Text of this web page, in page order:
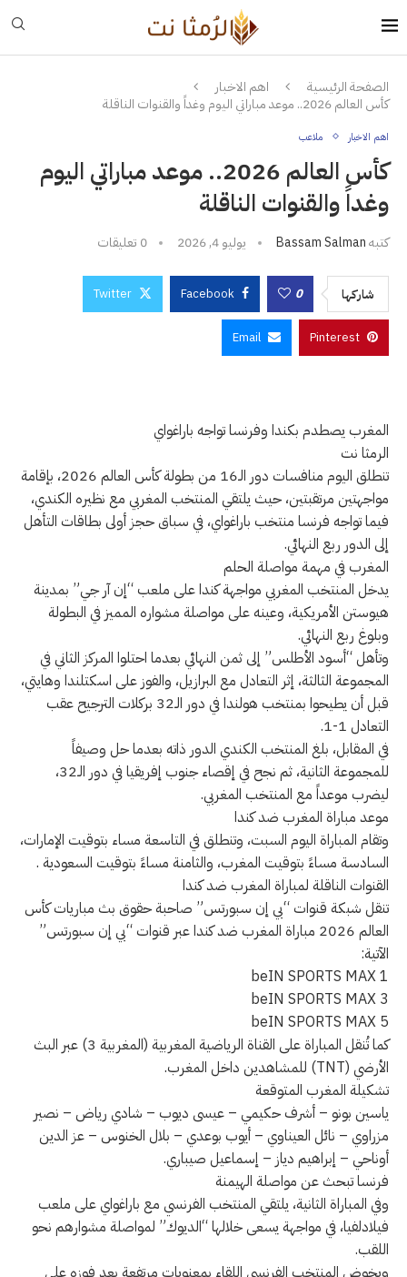
الصفحة الرئيسية
اهم الاخبار
كأس العالم 2026.. موعد مباراتي اليوم وغداً والقنوات الناقلة
اهم الاخبار ملاعب
كأس العالم 2026.. موعد مباراتي اليوم
وغداً والقنوات الناقلة
كتبهBassam Salman يوليو 4, 2026 0 تعليقات
شاركها 0
Facebook
Twitter
Pinterest
Email
المغرب يصطدم بكندا وفرنسا تواجه باراغواي
الرمثا نت
تنطلق اليوم منافسات دور الـ16 من بطولة كأس العالم 2026، بإقامة
مواجهتين مرتقبتين، حيث يلتقي المنتخب المغربي مع نظيره الكندي،
فيما تواجه فرنسا منتخب باراغواي، في سباق حجز أولى بطاقات التأهل
إلى الدور ربع النهائي.
المغرب في مهمة مواصلة الحلم
يدخل المنتخب المغربي مواجهة كندا على ملعب “إن آر جي” بمدينة
هيوستن الأمريكية، وعينه على مواصلة مشواره المميز في البطولة
وبلوغ ربع النهائي.
وتأهل “أسود الأطلس” إلى ثمن النهائي بعدما احتلوا المركز الثاني في
المجموعة الثالثة، إثر التعادل مع البرازيل، والفوز على اسكتلندا وهايتي،
قبل أن يطيحوا بمنتخب هولندا في دور الـ32 بركلات الترجيح عقب
التعادل 1-1.
في المقابل، بلغ المنتخب الكندي الدور ذاته بعدما حل وصيفاً
للمجموعة الثانية، ثم نجح في إقصاء جنوب إفريقيا في دور الـ32،
ليضرب موعداً مع المنتخب المغربي.
موعد مباراة المغرب ضد كندا
وتقام المباراة اليوم السبت، وتنطلق في التاسعة مساء بتوقيت الإمارات،
السادسة مساءً بتوقيت المغرب، والثامنة مساءً بتوقيت السعودية .
القنوات الناقلة لمباراة المغرب ضد كندا
تنقل شبكة قنوات “بي إن سبورتس” صاحبة حقوق بث مباريات كأس
العالم 2026 مباراة المغرب ضد كندا عبر قنوات “بي إن سبورتس”
الآتية:
beIN SPORTS MAX 1
beIN SPORTS MAX 3
beIN SPORTS MAX 5
كما تُنقل المباراة على القناة الرياضية المغربية (المغربية 3) عبر البث
الأرضي (TNT) للمشاهدين داخل المغرب.
تشكيلة المغرب المتوقعة
ياسين بونو – أشرف حكيمي – عيسى ديوب – شادي رياض – نصير
مزراوي – نائل العيناوي – أيوب بوعدي – بلال الخنوس – عز الدين
أوناحي – إبراهيم دياز – إسماعيل صيباري.
فرنسا تبحث عن مواصلة الهيمنة
وفي المباراة الثانية، يلتقي المنتخب الفرنسي مع باراغواي على ملعب
فيلادلفيا، في مواجهة يسعى خلالها “الديوك” لمواصلة مشوارهم نحو
اللقب.
ويخوض المنتخب الفرنسي اللقاء بمعنويات مرتفعة بعد فوزه على